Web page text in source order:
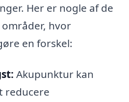
Her er nogle af de
hvor
en forskel:
Akupunktur kan
reducere